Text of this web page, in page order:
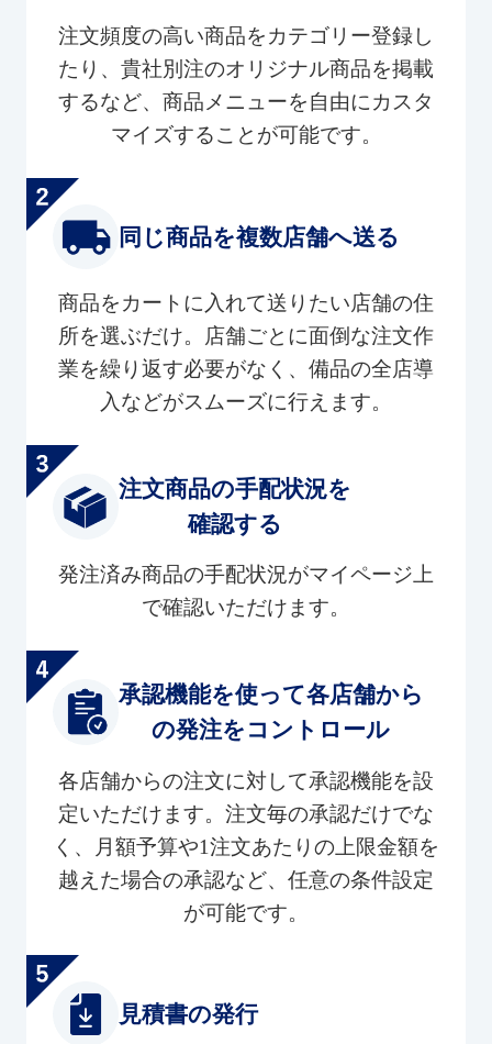
注文頻度の高い商品をカテゴリー登録し
たり、貴社別注のオリジナル商品を掲載
するなど、商品メニューを自由にカスタ
マイズすることが可能です。
同じ商品を複数店舗へ送る
商品をカートに入れて送りたい店舗の住
所を選ぶだけ。店舗ごとに面倒な注文作
業を繰り返す必要がなく、備品の全店導
入などがスムーズに行えます。
注文商品の手配状況を
確認する
発注済み商品の手配状況がマイページ上
で確認いただけます。
承認機能を使って各店舗から
の発注をコントロール
各店舗からの注文に対して承認機能を設
定いただけます。注文毎の承認だけでな
く、月額予算や1注文あたりの上限金額を
越えた場合の承認など、任意の条件設定
が可能です。
見積書の発行